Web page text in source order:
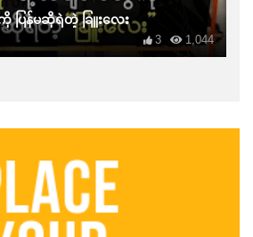
ပြန်မဆိုရဲတဲ့ ခြူးလေး
1,044
3